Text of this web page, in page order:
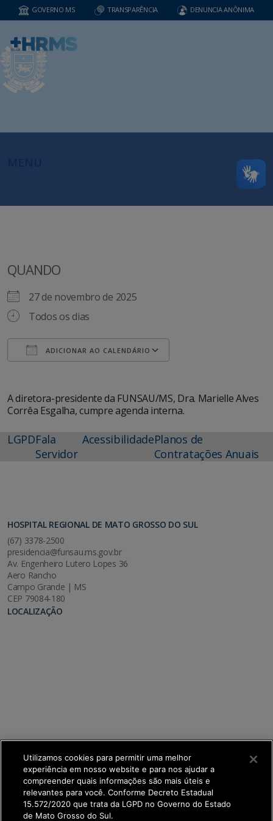
GOVERNO MS TRANSPARÊNCIA DENUNCIA ANÔNIMA
QUANDO
27 de novembro de 2025
Todos os dias
ADICIONAR AO CALENDÁRIO
A diretora-presidente da FUNSAU/MS, Dra. Marielle Alves
Corrêa Esgalha, cumpre agenda interna.
LGPDFala
Servidor
AcessibilidadePlanos de
Contratações Anuais
HOSPITAL REGIONAL DE MATO GROSSO DO SUL
(67) 3378-2500
presidencia@funsau.ms.gov.br
Av. Engenheiro Lutero Lopes 36
Aero Rancho
Campo Grande | MS
CEP 79084-180
LOCALIZAÇÃO
Utilizamos cookies para permitir uma melhor
experiência em nosso website e para nos ajudar a
compreender quais informações são mais úteis e
relevantes para você. Conforme Decreto Estadual
15.572/2020 que trata da LGPD no Governo do Estado
de Mato Grosso do Sul.